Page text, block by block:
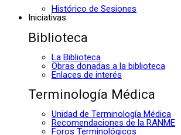
Histórico de Sesiones
Iniciativas
Biblioteca
La Biblioteca
Obras donadas a la biblioteca
Enlaces de interés
Terminología Médica
Unidad de Terminología Médica
Recomendaciones de la RANME
Foros Terminológicos